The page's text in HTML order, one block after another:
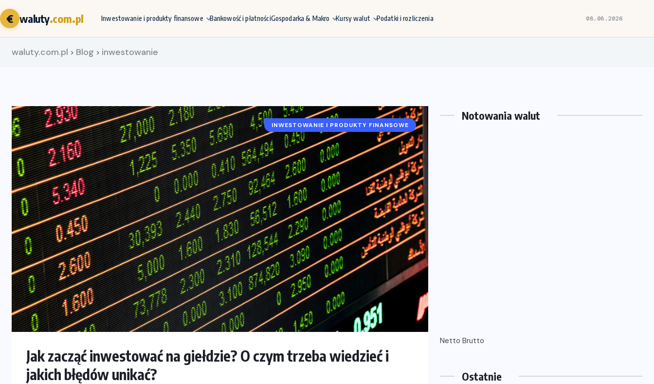
€ waluty.com.pl Inwestowanie i produkty finansowe Bankowość i płatnościGospodarka & Makro Kursy walut Podatki i rozliczenia 08.08.2026
waluty.com.pl > Blog > inwestowanie
INWESTOWANIE I PRODUKTY FINANSOWE
Jak zacząć inwestować na giełdzie? O czym trzeba wiedzieć i
jakich błędów unikać?
Notowania walut
Netto Brutto
Ostatnie